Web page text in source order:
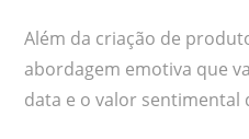
Além da criação de
abordagem emotiva que
data e o valor sentimental